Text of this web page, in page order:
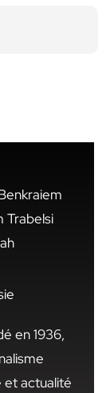
Trabelsi
en 1936,
et actualité